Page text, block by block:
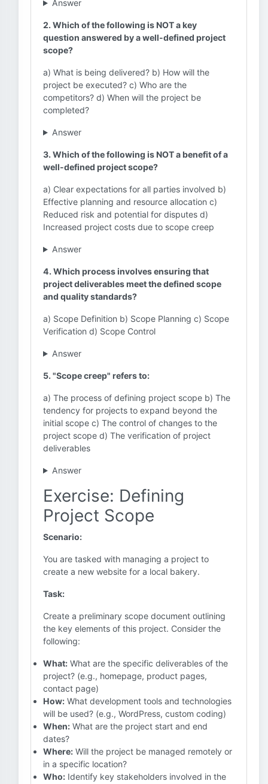
Answer
2. Which of the following is NOT a key
question answered by a well-defined project
scope?
a) What is being delivered? b) How will the
project be executed? c) Who are the
competitors? d) When will the project be
completed?
Answer
3. Which of the following is NOT a benefit of a
well-defined project scope?
a) Clear expectations for all parties involved b)
Effective planning and resource allocation c)
Reduced risk and potential for disputes d)
Increased project costs due to scope creep
Answer
4. Which process involves ensuring that
project deliverables meet the defined scope
and quality standards?
a) Scope Definition b) Scope Planning c) Scope
Verification d) Scope Control
Answer
5. "Scope creep" refers to:
a) The process of defining project scope b) The
tendency for projects to expand beyond the
initial scope c) The control of changes to the
project scope d) The verification of project
deliverables
Answer
Exercise: Defining
Project Scope
Scenario:
You are tasked with managing a project to
create a new website for a local bakery.
Task:
Create a preliminary scope document outlining
the key elements of this project. Consider the
following:
What: What are the specific deliverables of the
project? (e.g., homepage, product pages,
contact page)
How: What development tools and technologies
will be used? (e.g., WordPress, custom coding)
When: What are the project start and end
dates?
Where: Will the project be managed remotely or
in a specific location?
Who: Identify key stakeholders involved in the